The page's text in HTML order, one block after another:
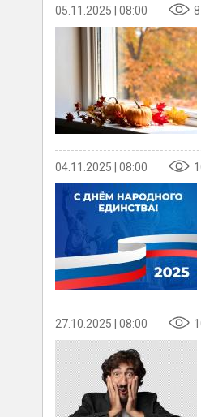
05.11.2025 | 08:00
04.11.2025 | 08:00
27.10.2025 | 08:00